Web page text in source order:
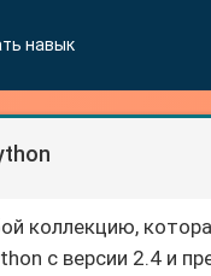
навык
коллекцию,
с версии 2.4 и